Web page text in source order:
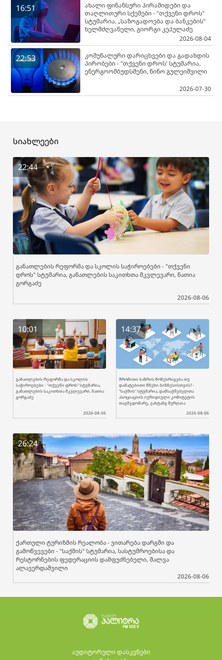
16:51
ახალი ფინანსური პირამიდები და
თაღლითური სქემები - "თქვენი დროს"
სტუმარია, „საზოგადოება და ბანკების"
ხელმძღვანელი, გიორგი კეპულაძე
2026-08-04
22:53
კომუნალური დარიცხვები და გადახდის
პირობები - "თქვენი დროს' სტუმარია,
ენერგოომბუდსმენი, ნინო გულეიშვილი
2026-07-30
სიახლეები
22:44
განათლების რეფორმა და სკოლის საჭიროებები - "თქვენი
დროს" სტუმარია, განათლების საკითხთა მკვლევარი, ნათია
გორგაძე
2026-08-06
10:01
განათლების რეფორმა და სკოლის
საჭიროებები - "თქვენი დროს" სტუმარია,
განათლების საკითხთა მკვლევარი, ნათია
გორგაძე
2026-08-06
14:37
შრომითი ბაზრის მოწესრიგება თუ
დამატებითი წნეხი ბიზნესისთვის? -
"საქმის" სტუმარია, დამსაქმებელთა
ასოციაციის იურიდიული კომიტეტის
თავმჯდომარე, ვახტანგ შურღაია
2026-08-06
26:24
ქართული ტურიზმის რეალობა - ვითარება დარგში და
გამოწვევები - "საქმის" სტუმარია, სასტუმროებისა და
რესტორნების ფედერაციის დამფუძნებელი, შალვა
ალავერდაშვილი
2026-08-06
აუდიტორული დასკვნები